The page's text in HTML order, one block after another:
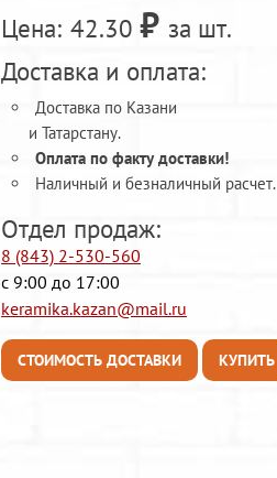
Цена: 42.30 ₽ за шт.
Доставка и оплата:
Доставка по Казани
и Татарстану.
Оплата по факту доставки!
Наличный и безналичный расчет.
Отдел продаж:
8 (843) 2-530-560
с 9:00 до 17:00
keramika.kazan@mail.ru
СТОИМОСТЬ ДОСТАВКИ КУПИТЬ